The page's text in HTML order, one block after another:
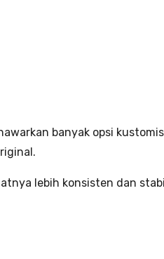
banyak opsi
lebih konsisten dan